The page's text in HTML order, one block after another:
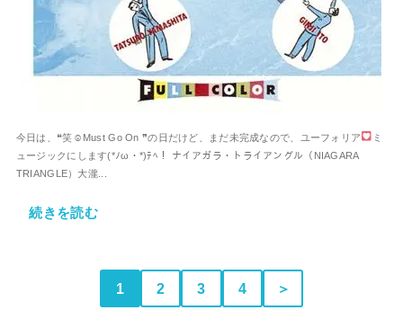
今日は、❝笑☺Must Go On ❞の日だけど、まだ未完成なので、ユーフォリア
ミ
ュージックにします(*ﾉω・*)ﾃﾍ！ ナイアガラ・トライアングル（NIAGARA
TRIANGLE）大瀧...
続きを読む
1 2 3 4 ＞